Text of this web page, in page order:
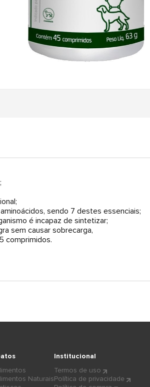
sendo 7 destes essenciais;
é incapaz de sintetizar;
sem causar sobrecarga,
comprimidos.
Naturais
Institucional
Termos de uso
Política de privacidade